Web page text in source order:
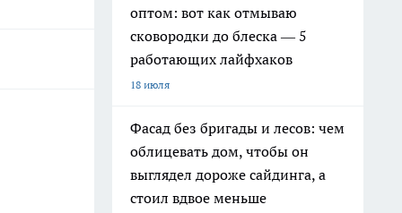
оптом: вот как отмываю
сковородки до блеска — 5
работающих лайфхаков
18 июля
Фасад без бригады и лесов: чем
облицевать дом, чтобы он
выглядел дороже сайдинга, а
стоил вдвое меньше